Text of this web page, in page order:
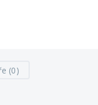
(0)